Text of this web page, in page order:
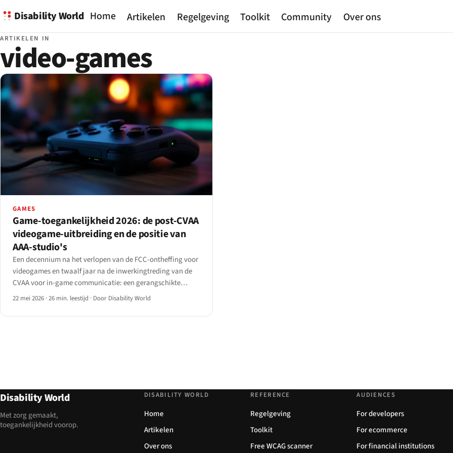
Disability World Home Artikelen Regelgeving Toolkit Community Over ons
ARTIKELEN IN
video-games
GAMES
Game-toegankelijkheid 2026: de post-CVAA
videogame-uitbreiding en de positie van
AAA-studio's
Een decennium na het verlopen van de FCC-ontheffing voor
videogames en twaalf jaar na de inwerkingtreding van de
CVAA voor in-game communicatie: een gerangschikte
analyse van tien grote AAA-uitgevers en de verwachte
22 mei 2026 ·26 min. leestijd · Door Disability World
Disability World
Met zorg gemaakt,
toegankelijkheid voorop.
DISABILITY WORLD
Home
Artikelen
Over ons
REFERENCE
Regelgeving
Toolkit
Free WCAG scanner
AUDIENCES
For developers
For ecommerce
For financial institutions